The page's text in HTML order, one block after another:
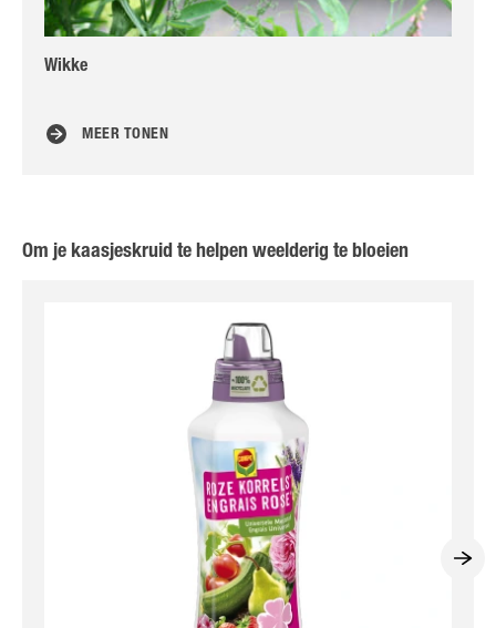
Wikke
MEER TONEN
Om je kaasjeskruid te helpen weelderig te bloeien